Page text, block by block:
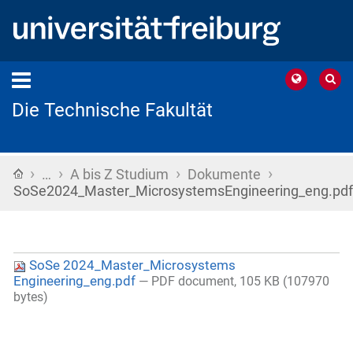
Die Technische Fakultät
Startseite
› … › A bis Z Studium › Dokumente ›
SoSe2024_Master_MicrosystemsEngineering_eng.pdf
SoSe 2024_Master_Microsystems
Engineering_eng.pdf — PDF document, 105 KB (107970
bytes)